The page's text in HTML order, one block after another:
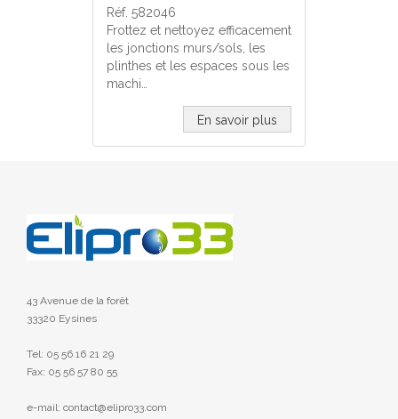
Réf. 582046
Frottez et nettoyez efficacement
les jonctions murs/sols, les
plinthes et les espaces sous les
machi…
En savoir plus
43 Avenue de la forêt
33320 Eysines
Tel: 05 56 16 21 29
Fax: 05 56 57 80 55
e-mail: contact@elipro33.com